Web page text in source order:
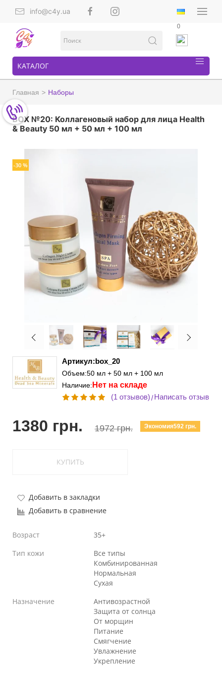
info@c4y.ua
0
КАТАЛОГ
Главная Наборы
BOX №20: Коллагеновый набор для лица Health
& Beauty 50 мл + 50 мл + 100 мл
-30 %
Артикул:box_20
Объем:50 мл + 50 мл + 100 мл
Наличие: Нет на складе
(1 отзывов)/Написать отзыв
1380 грн. 1972 грн. Экономия592 грн.
КУПИТЬ
Добавить в закладки
Добавить в сравнение
Возраст
35+
Тип кожи
Все типы
Комбинированная
Нормальная
Сухая
Назначение
Антивозрастной
Защита от солнца
От морщин
Питание
Смягчение
Увлажнение
Укрепление